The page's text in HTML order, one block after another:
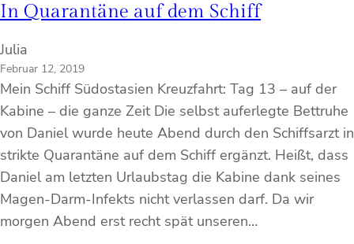
In Quarantäne auf dem Schiff
Julia
Februar 12, 2019
Mein Schiff Südostasien Kreuzfahrt: Tag 13 – auf der
Kabine – die ganze Zeit Die selbst auferlegte Bettruhe
von Daniel wurde heute Abend durch den Schiffsarzt in
strikte Quarantäne auf dem Schiff ergänzt. Heißt, dass
Daniel am letzten Urlaubstag die Kabine dank seines
Magen-Darm-Infekts nicht verlassen darf. Da wir
morgen Abend erst recht spät unseren…